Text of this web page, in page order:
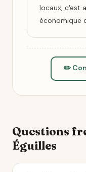
locaux, c'est
économique
✏️
Questions
Éguilles